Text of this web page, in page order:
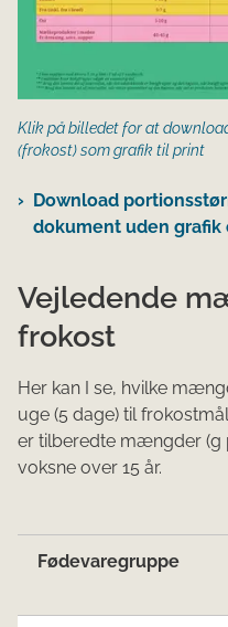
Klik på billedet for at
(frokost) som grafik til print
Download
dokument uden
Vejledende
frokost
Her kan I se, hvilke
uge (5 dage) til
er tilberedte mængder (g
voksne over 15 år.
Fødevaregruppe